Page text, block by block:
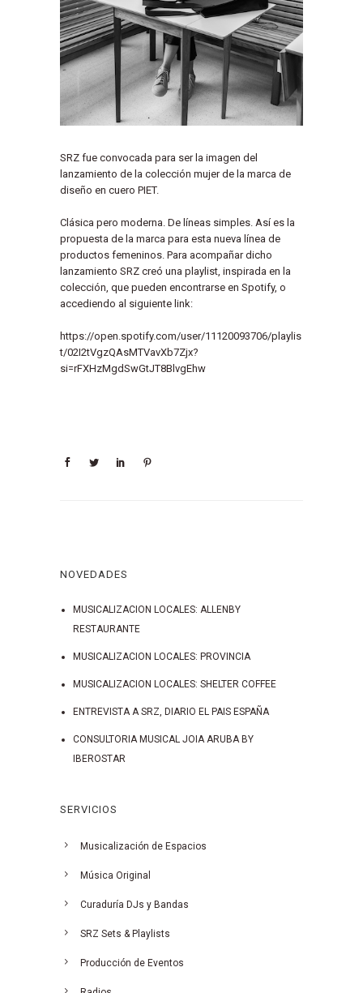
SRZ fue convocada para ser la imagen del
lanzamiento de la colección mujer de la marca de
diseño en cuero PIET.
Clásica pero moderna. De líneas simples. Así es la
propuesta de la marca para esta nueva línea de
productos femeninos. Para acompañar dicho
lanzamiento SRZ creó una playlist, inspirada en la
colección, que pueden encontrarse en Spotify, o
accediendo al siguiente link:
https://open.spotify.com/user/11120093706/playlis
t/02I2tVgzQAsMTVavXb7Zjx?
si=rFXHzMgdSwGtJT8BlvgEhw
NOVEDADES
MUSICALIZACION LOCALES: ALLENBY
RESTAURANTE
MUSICALIZACION LOCALES: PROVINCIA
MUSICALIZACION LOCALES: SHELTER COFFEE
ENTREVISTA A SRZ, DIARIO EL PAIS ESPAÑA
CONSULTORIA MUSICAL JOIA ARUBA BY
IBEROSTAR
SERVICIOS
Musicalización de Espacios
Música Original
Curaduría DJs y Bandas
SRZ Sets & Playlists
Producción de Eventos